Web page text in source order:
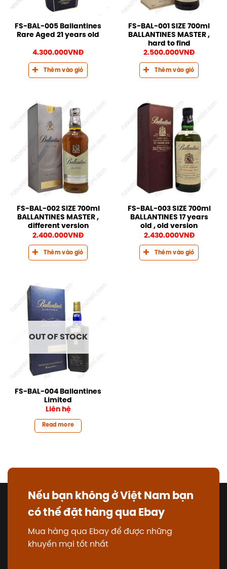
FS-BAL-005 Ballantines
Rare Aged 21 years old
4.300.000VNĐ
Thêm vào giỏ
FS-BAL-001 SIZE 700ml
BALLANTINES MASTER ,
hard to find
2.500.000VNĐ
Thêm vào giỏ
FS-BAL-002 SIZE 700ml
BALLANTINES MASTER ,
different version
2.400.000VNĐ
Thêm vào giỏ
FS-BAL-003 SIZE 700ml
BALLANTINES 17 years
old , old version
2.430.000VNĐ
Thêm vào giỏ
OUT OF STOCK
FS-BAL-004 Ballantines
Limited
Liên hệ
Read more
Nếu bạn không ở Việt Nam bạn
có thể đặt hàng qua Ebay
Mua hàng qua Ebay để được những
khuyến mại tốt nhất